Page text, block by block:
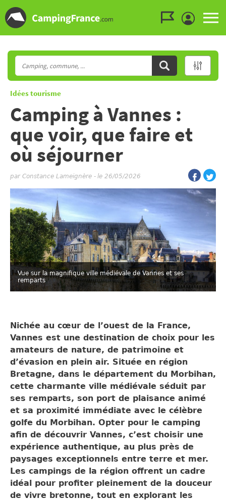
Idées tourisme
Camping à Vannes :
que voir, que faire et
où séjourner
par Constance Lameignère - le 26/05/2026
Vue sur la magnifique ville médiévale de Vannes et ses
remparts
Nichée au cœur de l’ouest de la France,
Vannes est une destination de choix pour les
amateurs de nature, de patrimoine et
d’évasion en plein air. Située en région
Bretagne, dans le département du Morbihan,
cette charmante ville médiévale séduit par
ses remparts, son port de plaisance animé
et sa proximité immédiate avec le célèbre
golfe du Morbihan. Opter pour le camping
afin de découvrir Vannes, c’est choisir une
expérience authentique, au plus près de
paysages exceptionnels entre terre et mer.
Les campings de la région offrent un cadre
idéal pour profiter pleinement de la douceur
de vivre bretonne, tout en explorant les